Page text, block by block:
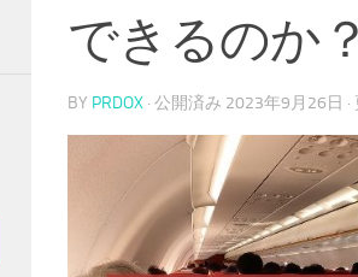
できるのか？
BY PRDOX · 公開済み 2023年9月26日